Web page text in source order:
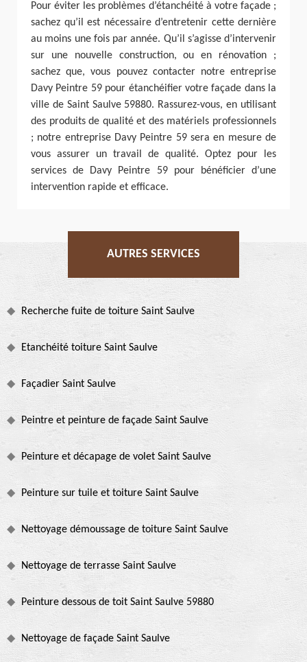
Pour éviter les problèmes d’étanchéité à votre façade ;
sachez qu’il est nécessaire d’entretenir cette dernière
au moins une fois par année. Qu’il s’agisse d’intervenir
sur une nouvelle construction, ou en rénovation ;
sachez que, vous pouvez contacter notre entreprise
Davy Peintre 59 pour étanchéifier votre façade dans la
ville de Saint Saulve 59880. Rassurez-vous, en utilisant
des produits de qualité et des matériels professionnels
; notre entreprise Davy Peintre 59 sera en mesure de
vous assurer un travail de qualité. Optez pour les
services de Davy Peintre 59 pour bénéficier d’une
intervention rapide et efficace.
AUTRES SERVICES
Recherche fuite de toiture Saint Saulve
Etanchéité toiture Saint Saulve
Façadier Saint Saulve
Peintre et peinture de façade Saint Saulve
Peinture et décapage de volet Saint Saulve
Peinture sur tuile et toiture Saint Saulve
Nettoyage démoussage de toiture Saint Saulve
Nettoyage de terrasse Saint Saulve
Peinture dessous de toit Saint Saulve 59880
Nettoyage de façade Saint Saulve